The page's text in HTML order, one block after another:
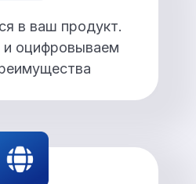
в ваш продукт.
оцифровываем